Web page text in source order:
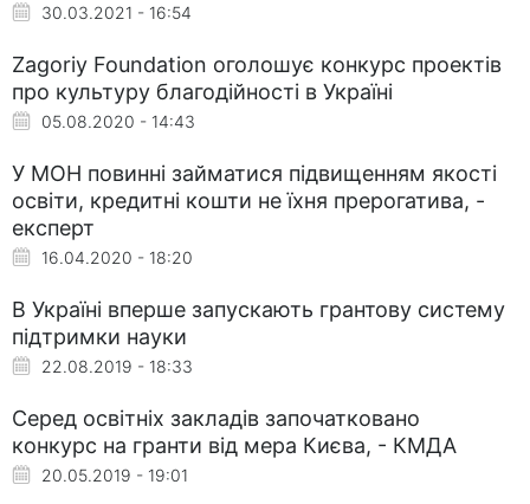
30.03.2021 - 16:54
Zagoriy Foundation оголошує конкурс проектів
про культуру благодійності в Україні
05.08.2020 - 14:43
У МОН повинні займатися підвищенням якості
освіти, кредитні кошти не їхня прерогатива, -
експерт
16.04.2020 - 18:20
В Україні вперше запускають грантову систему
підтримки науки
22.08.2019 - 18:33
Серед освітніх закладів започатковано
конкурс на гранти від мера Києва, - КМДА
20.05.2019 - 19:01